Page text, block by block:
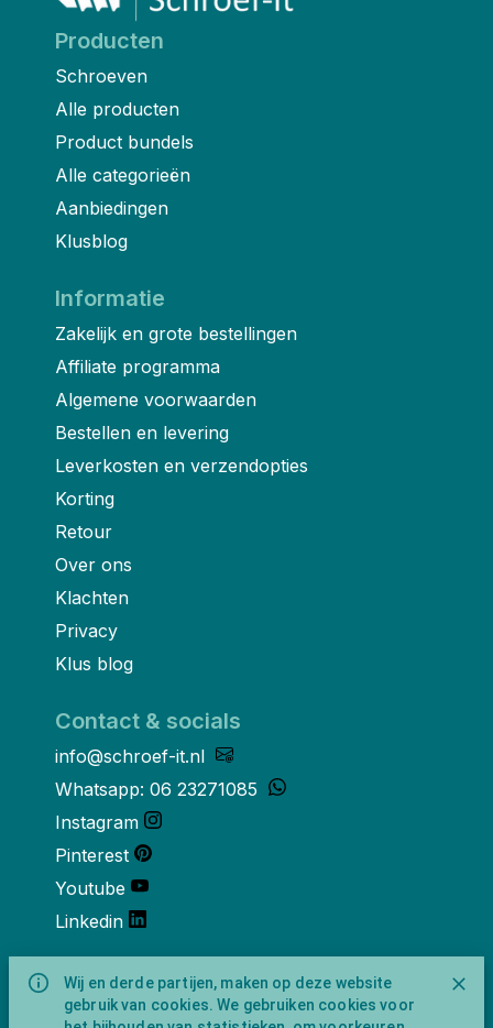
Wij en derde partijen, maken op deze website
gebruik van cookies. We gebruiken cookies voor
Producten
Schroeven
Alle producten
Product bundels
Alle categorieën
Aanbiedingen
Klusblog
Informatie
Zakelijk en grote bestellingen
Affiliate programma
Algemene voorwaarden
Bestellen en levering
Leverkosten en verzendopties
Korting
Retour
Over ons
Klachten
Privacy
Klus blog
Contact & socials
info@schroef-it.nl
Whatsapp: 06 23271085
Instagram
Pinterest
Youtube
Linkedin
Over ons
Schroef-it is een handelsnaam van